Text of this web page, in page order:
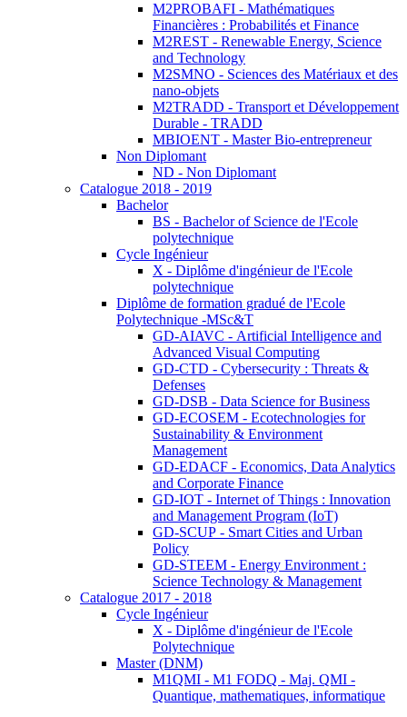
M2PROBAFI - Mathématiques
Financières : Probabilités et Finance
M2REST - Renewable Energy, Science
and Technology
M2SMNO - Sciences des Matériaux et des
nano-objets
M2TRADD - Transport et Développement
Durable - TRADD
MBIOENT - Master Bio-entrepreneur
Non Diplomant
ND - Non Diplomant
Catalogue 2018 - 2019
Bachelor
BS - Bachelor of Science de l'Ecole
polytechnique
Cycle Ingénieur
X - Diplôme d'ingénieur de l'Ecole
polytechnique
Diplôme de formation gradué de l'Ecole
Polytechnique -MSc&T
GD-AIAVC - Artificial Intelligence and
Advanced Visual Computing
GD-CTD - Cybersecurity : Threats &
Defenses
GD-DSB - Data Science for Business
GD-ECOSEM - Ecotechnologies for
Sustainability & Environment
Management
GD-EDACF - Economics, Data Analytics
and Corporate Finance
GD-IOT - Internet of Things : Innovation
and Management Program (IoT)
GD-SCUP - Smart Cities and Urban
Policy
GD-STEEM - Energy Environment :
Science Technology & Management
Catalogue 2017 - 2018
Cycle Ingénieur
X - Diplôme d'ingénieur de l'Ecole
Polytechnique
Master (DNM)
M1QMI - M1 FODQ - Maj. QMI -
Quantique, mathematiques, informatique